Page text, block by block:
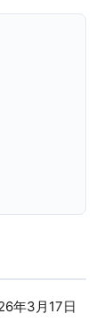
年3月17日